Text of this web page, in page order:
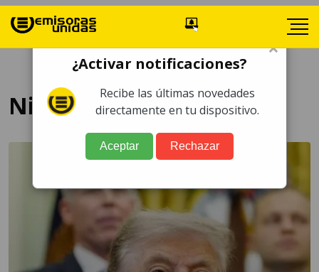
Nicolás Maduro
×
¿Activar notificaciones?
Recibe las últimas novedades
directamente en tu dispositivo.
Aceptar Rechazar